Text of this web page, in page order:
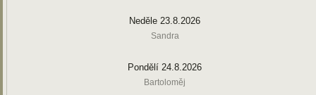
Neděle 23.8.2026
Sandra
Pondělí 24.8.2026
Bartoloměj